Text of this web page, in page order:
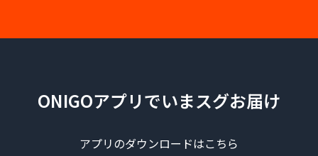
ONIGOアプリでいまスグお届け
アプリのダウンロードはこちら